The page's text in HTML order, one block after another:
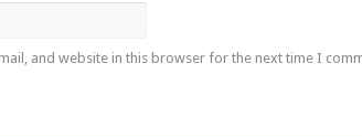
and website in this browser for the next time I